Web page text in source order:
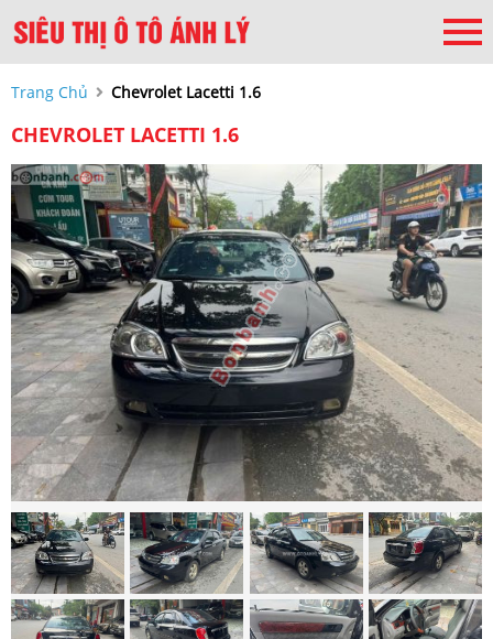
Trang Chủ Chevrolet Lacetti 1.6
CHEVROLET LACETTI 1.6